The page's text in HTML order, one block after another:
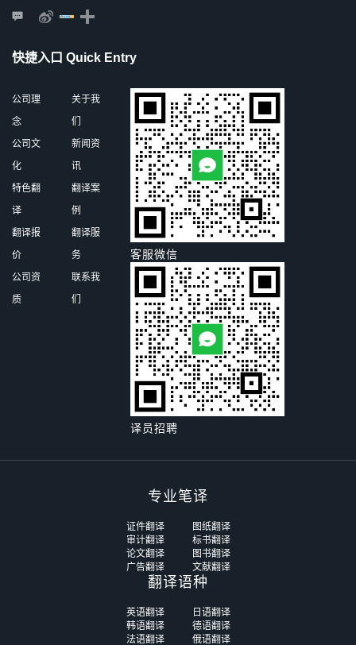
快捷入口 Quick Entry
公司理
念
公司文
化
特色翻
译
翻译报
价
公司资
质
关于我
们
新闻资
讯
翻译案
例
翻译服
务
联系我
们
客服微信
译员招聘
专业笔译
证件翻译
图纸翻译
审计翻译
标书翻译
论文翻译
图书翻译
广告翻译
文献翻译
翻译语种
英语翻译
日语翻译
韩语翻译
德语翻译
法语翻译
俄语翻译